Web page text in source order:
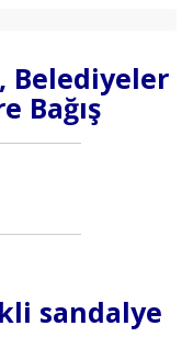
Belediyeler
Bağış